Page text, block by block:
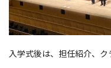
入学式後は、担任紹介、ク